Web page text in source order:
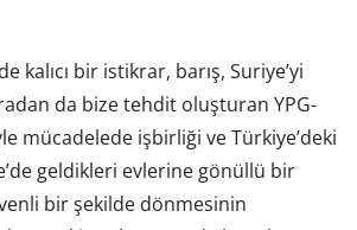
kalıcı bir istikrar, barış, Suriye’yi
da bize tehdit oluşturan YPG-
mücadelede işbirliği ve Türkiye’deki
geldikleri evlerine gönüllü bir
bir şekilde dönmesinin